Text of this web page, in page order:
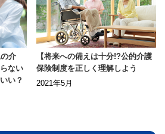
介
ない
い？
【将来への備えは十分!?公的介護
保険制度を正しく理解しよう
2021年5月